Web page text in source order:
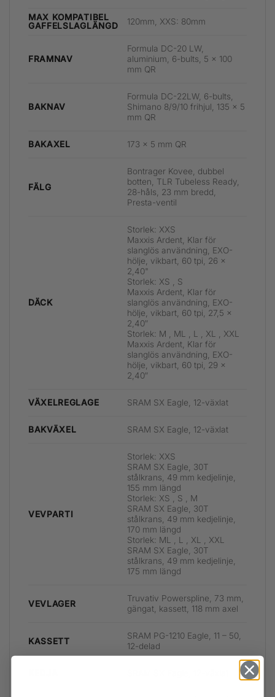
MAX KOMPATIBEL
GAFFELSLAGLÄNGD
120mm, XXS: 80mm
FRAMNAV
Formula DC-20 LW,
aluminium, 6-bults, 5 x 100
mm QR
BAKNAV
Formula DC-22LW, 6-bults,
Shimano 8/9/10 frihjul, 135 x 5
mm QR
BAKAXEL 173 x 5 mm QR
FÄLG
Bontrager Kovee, dubbel
botten, TLR Tubeless Ready,
28-håls, 23 mm bredd,
Presta-ventil
DÄCK
Storlek: XXS
Maxxis Ardent, Klar för
slanglös användning, EXO-
hölje, vikbart, 60 tpi, 26 x
2,40"
Storlek: XS , S
Maxxis Ardent, Klar för
slanglös användning, EXO-
hölje, vikbart, 60 tpi, 27,5 x
2,40″
Storlek: M , ML , L , XL , XXL
Maxxis Ardent, Klar för
slanglös användning, EXO-
hölje, vikbart, 60 tpi, 29 x
2,40″
VÄXELREGLAGE SRAM SX Eagle, 12-växlat
BAKVÄXEL SRAM SX Eagle, 12-växlat
VEVPARTI
Storlek: XXS
SRAM SX Eagle, 30T
stålkrans, 49 mm kedjelinje,
155 mm längd
Storlek: XS , S , M
SRAM SX Eagle, 30T
stålkrans, 49 mm kedjelinje,
170 mm längd
Storlek: ML , L , XL , XXL
SRAM SX Eagle, 30T
stålkrans, 49 mm kedjelinje,
175 mm längd
VEVLAGER
Truvativ Powerspline, 73 mm,
gängat, kassett, 118 mm axel
KASSETT
SRAM PG-1210 Eagle, 11 – 50,
12-delad